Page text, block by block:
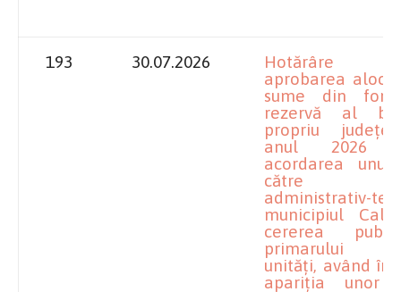
193 30.07.2026
Hotărâre
aprobarea
sume din
rezervă al
propriu
anul 2026
acordarea unui
către
administrativ-
municipiul
cererea
primarului
unități, având în
apariția unor